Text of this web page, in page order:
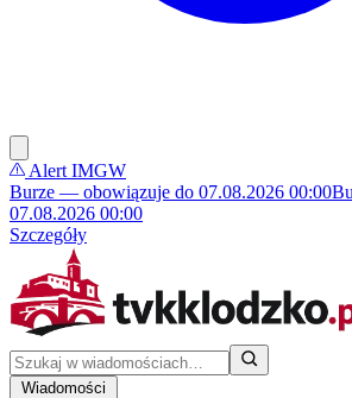
Alert IMGW
Burze — obowiązuje do 07.08.2026 00:00
07.08.2026 00:00
Szczegóły
Wiadomości